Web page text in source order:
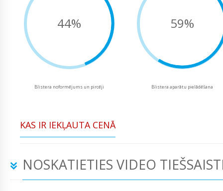
44%
Blistera noformējums un pircēji
59%
Blistera aparātu pielādēšana
KAS IR IEKĻAUTA CENĀ
NOSKATIETIES VIDEO